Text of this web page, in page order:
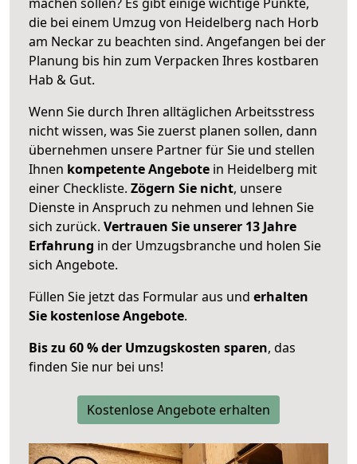
die bei einem Umzug von Heidelberg nach Horb
am Neckar zu beachten sind. Angefangen bei der
Planung bis hin zum Verpacken Ihres kostbaren
Hab & Gut.
Wenn Sie durch Ihren alltäglichen Arbeitsstress
nicht wissen, was Sie zuerst planen sollen, dann
übernehmen unsere Partner für Sie und stellen
Ihnen kompetente Angebote in Heidelberg mit
einer Checkliste. Zögern Sie nicht, unsere
Dienste in Anspruch zu nehmen und lehnen Sie
sich zurück. Vertrauen Sie unserer 13 Jahre
Erfahrung in der Umzugsbranche und holen Sie
sich Angebote.
Füllen Sie jetzt das Formular aus und erhalten
Sie kostenlose Angebote.
Bis zu 60 % der Umzugskosten sparen, das
finden Sie nur bei uns!
Kostenlose Angebote erhalten